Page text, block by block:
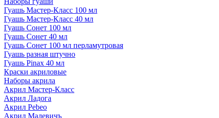
Гуашь Мастер-Класс 100 мл
Гуашь Мастер-Класс 40 мл
Гуашь Сонет 100 мл
Гуашь Сонет 40 мл
Гуашь Сонет 100 мл перламутровая
Гуашь разная штучно
Гуашь Pinax 40 мл
Краски акриловые
Наборы акрила
Акрил Мастер-Класс
Акрил Ладога
Акрил Pebeo
Акрил Малевичъ